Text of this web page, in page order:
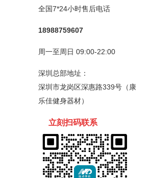
全国7*24小时售后电话
18988759607
周一至周日 09:00-22:00
深圳总部地址：
深圳市龙岗区深惠路339号（康
乐佳健身器材）
立刻扫码联系